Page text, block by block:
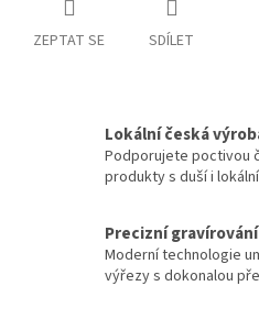
ZEPTAT SE SDÍLET
Lokální česká
Podporujete poctivou
produkty s duší i
Precizní gravírování
Moderní technologie
výřezy s dokonalou